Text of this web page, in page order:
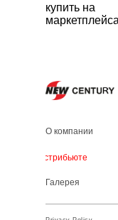
О компании
Галерея
Дистрибьютеры
купить на